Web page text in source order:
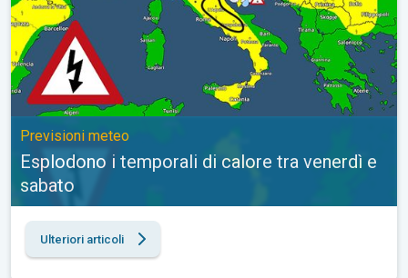
Previsioni meteo
Esplodono i temporali di calore tra venerdì e
sabato
Ulteriori articoli